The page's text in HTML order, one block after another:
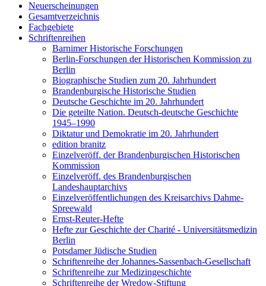
Neuerscheinungen
Gesamtverzeichnis
Fachgebiete
Schriftenreihen
Barnimer Historische Forschungen
Berlin-Forschungen der Historischen Kommission zu
Berlin
Biographische Studien zum 20. Jahrhundert
Brandenburgische Historische Studien
Deutsche Geschichte im 20. Jahrhundert
Die geteilte Nation. Deutsch-deutsche Geschichte
1945–1990
Diktatur und Demokratie im 20. Jahrhundert
edition branitz
Einzelveröff. der Brandenburgischen Historischen
Kommission
Einzelveröff. des Brandenburgischen
Landeshauptarchivs
Einzelveröffentlichungen des Kreisarchivs Dahme-
Spreewald
Ernst-Reuter-Hefte
Hefte zur Geschichte der Charité - Universitätsmedizin
Berlin
Potsdamer Jüdische Studien
Schriftenreihe der Johannes-Sassenbach-Gesellschaft
Schriftenreihe zur Medizingeschichte
Schriftenreihe der Wredow-Stiftung